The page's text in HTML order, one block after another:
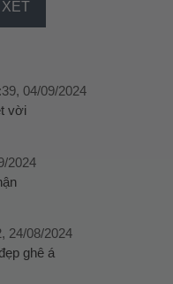
04/09/2024
vời
2024
24/08/2024
ghê á